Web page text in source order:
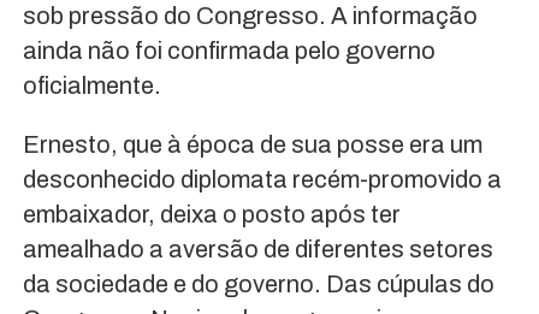
sob pressão do Congresso. A informação
ainda não foi confirmada pelo governo
oficialmente.
Ernesto, que à época de sua posse era um
desconhecido diplomata recém-promovido a
embaixador, deixa o posto após ter
amealhado a aversão de diferentes setores
da sociedade e do governo. Das cúpulas do